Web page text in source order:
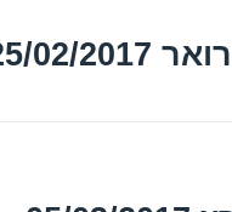
2017